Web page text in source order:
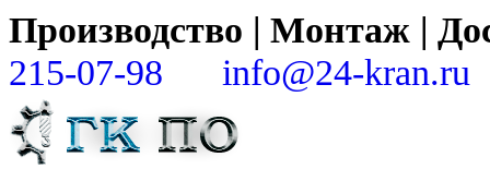
Производство | Монтаж |
215-07-98
info@24-kran.ru